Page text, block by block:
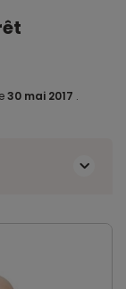
30 mai 2017 .